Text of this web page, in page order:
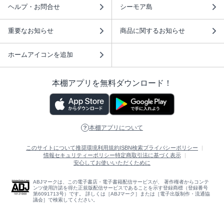
ヘルプ・お問合せ シーモア島
重要なお知らせ 商品に関するお知らせ
ホームアイコンを追加
本棚アプリを無料ダウンロード！
本棚アプリについて
このサイトについて推奨環境利用規約 ISBN検索プライバシーポリシー
情報セキュリティーポリシー特定商取引法に基づく表示
安心してお使いいただくために
ABJマークは、この電子書店・電子書籍配信サービスが、 著作権者からコンテ
ンツ使用許諾を得た正規版配信サービスであることを示す登録商標（登録番号
第6091713号）です。 詳しくは［ABJマーク］または［電子出版制作・流通協
議会］で検索してください。